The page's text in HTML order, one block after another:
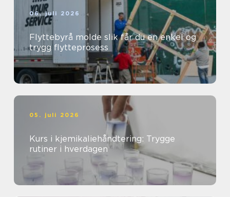
06. juli 2026
Flyttebyrå molde slik får du en enkel og
trygg flytteprosess
05. juli 2026
Kurs i kjemikaliehåndtering: Trygge
rutiner i hverdagen